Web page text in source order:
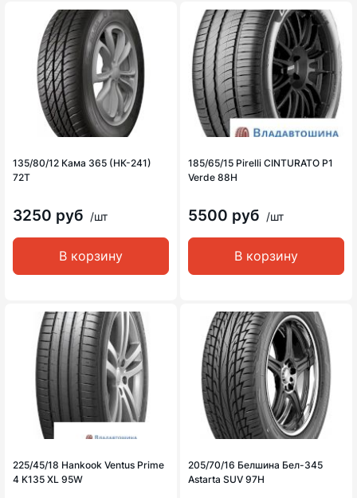
135/80/12 Кама 365 (НК-241)
72T
3250 руб /шт
В корзину
185/65/15 Pirelli CINTURATO P1
Verde 88H
5500 руб /шт
В корзину
225/45/18 Hankook Ventus Prime
4 K135 XL 95W
205/70/16 Белшина Бел-345
Astarta SUV 97H